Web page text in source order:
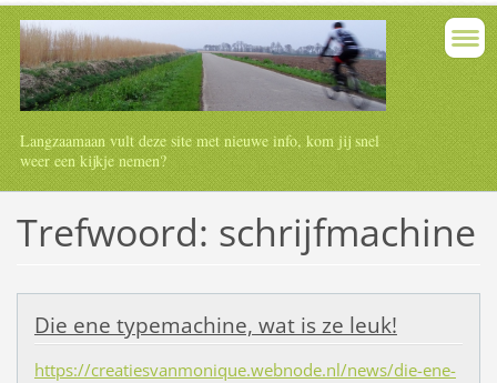
Langzaamaan vult deze site met nieuwe info, kom jij snel
weer een kijkje nemen?
Trefwoord: schrijfmachine
Die ene typemachine, wat is ze leuk!
https://creatiesvanmonique.webnode.nl/news/die-ene-